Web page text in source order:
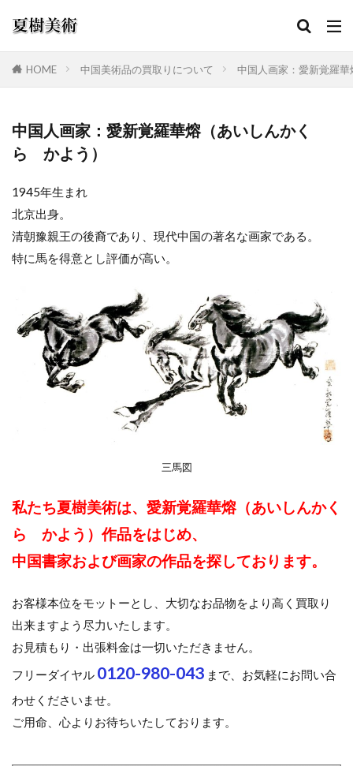
HOME 中国美術品の買取りについて 中国人画家：愛新覚羅
中国人画家：愛新覚羅華熔（あいしんかく
ら かよう）
1945年生まれ
北京出身。
清朝豫親王の後裔であり、現代中国の著名な画家である。
特に馬を得意とし評価が高い。
三馬図
私たち夏樹美術は、愛新覚羅華熔（あいしんかく
ら かよう）作品をはじめ、
中国書家および画家の作品を探しております。
お客様本位をモットーとし、大切なお品物をより高く買取り
出来ますよう尽力いたします。
お見積もり・出張料金は一切いただきません。
フリーダイヤル 0120-980-043 まで、お気軽にお問い合
わせくださいませ。
ご用命、心よりお待ちいたしております。
カテゴリー